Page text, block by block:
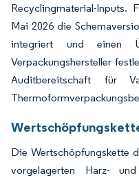
Recyclingmaterial-Inputs.
Mai 2026 die
integriert und einen
Verpackungshersteller
Auditbereitschaft für
Die Wertschöpfungskette
vorgelagerten Harz-